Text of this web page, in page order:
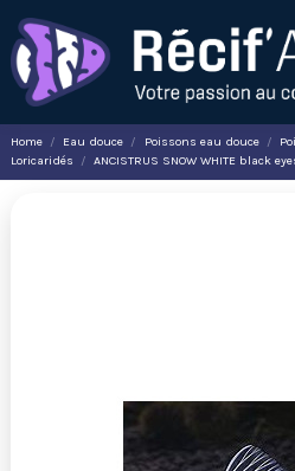
Home Eau douce Poissons eau douce
Loricaridés
ANCISTRUS SNOW WHITE black